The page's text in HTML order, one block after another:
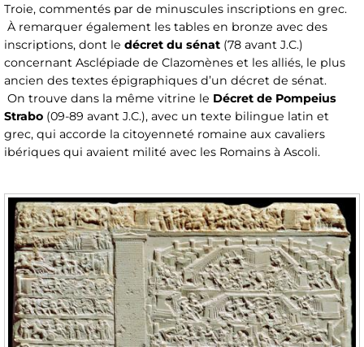
Troie, commentés par de minuscules inscriptions en grec.
À remarquer également les tables en bronze avec des
inscriptions, dont le décret du sénat (78 avant J.C.)
concernant Asclépiade de Clazomènes et les alliés, le plus
ancien des textes épigraphiques d’un décret de sénat.
On trouve dans la même vitrine le Décret de Pompeius
Strabo (09-89 avant J.C.), avec un texte bilingue latin et
grec, qui accorde la citoyenneté romaine aux cavaliers
ibériques qui avaient milité avec les Romains à Ascoli.